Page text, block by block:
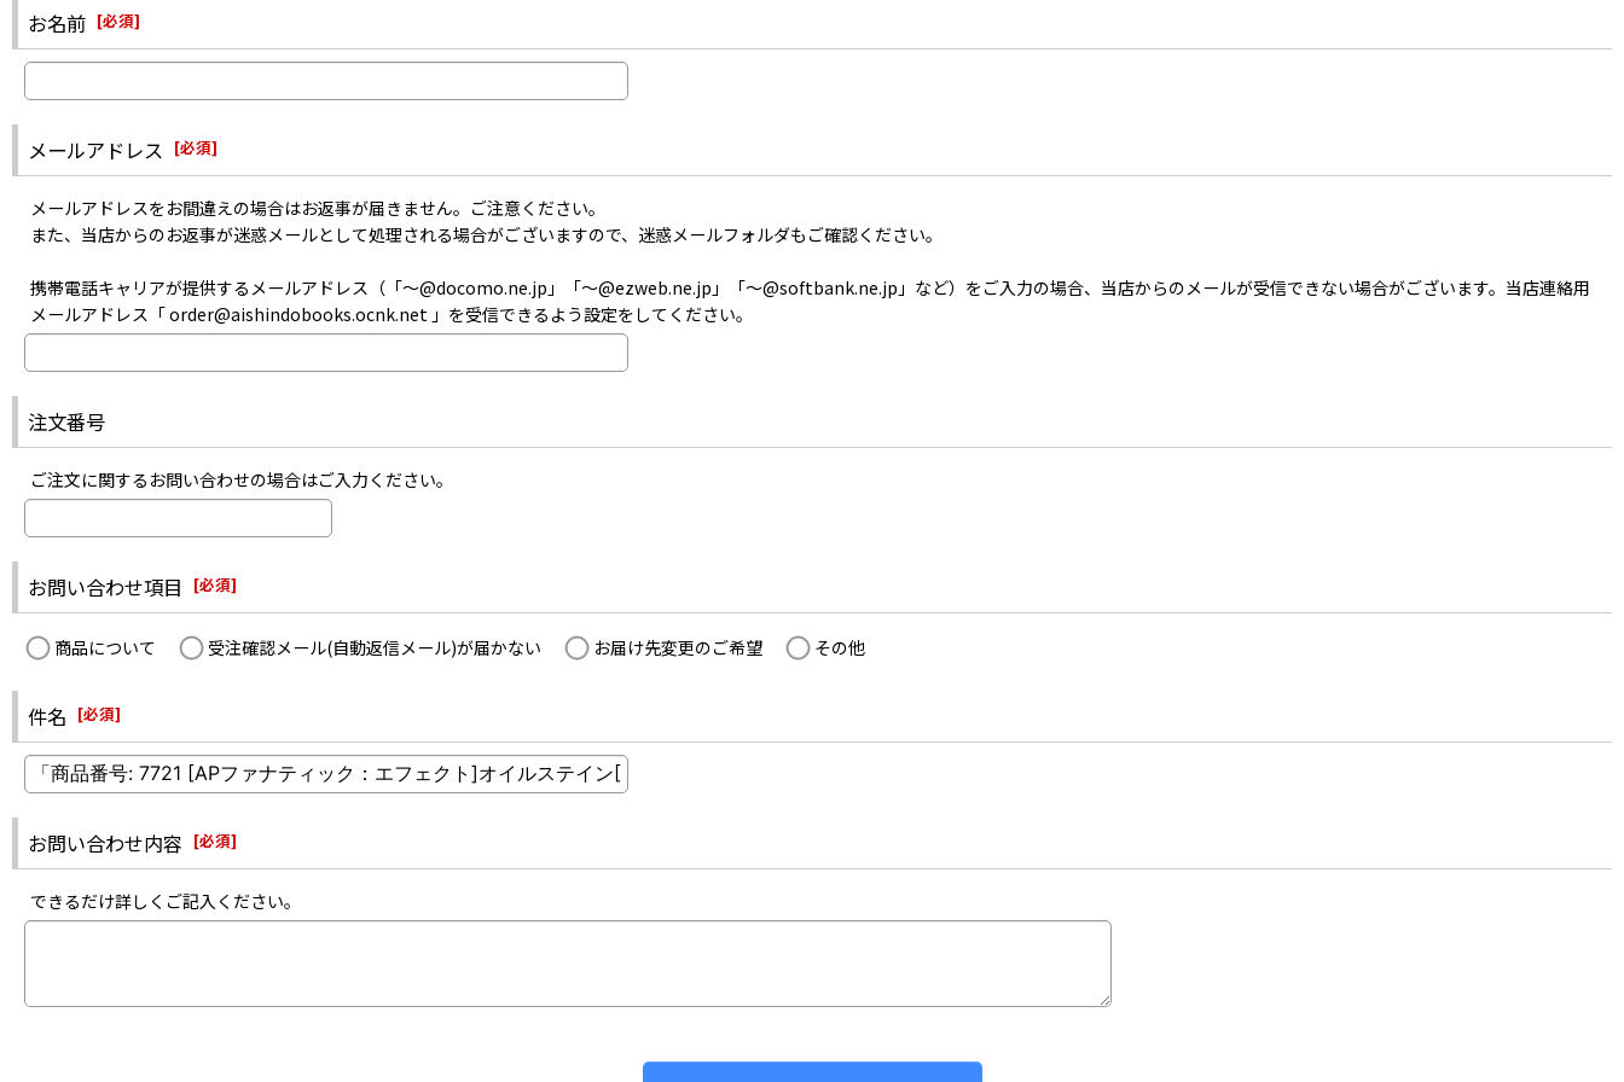
また、メーカーにて生産が終了した商品のお取り寄せは出来ません。
あらかじめご了承ください。
・迷惑メールフォルダに入っていないか
・指定以外受信拒否やパソコンメール拒否などの設定をしていないか
・記入した自分のメールアドレスは間違っていなかったか
などをご確認のうえお問い合わせください。
お名前 [必須]
メールアドレス [必須]
メールアドレスをお間違えの場合はお返事が届きません。ご注意ください。
また、当店からのお返事が迷惑メールとして処理される場合がございますので、迷惑メールフォルダもご確認ください。
携帯電話キャリアが提供するメールアドレス（「〜@docomo.ne.jp」「〜@ezweb.ne.jp」「〜@softbank.ne.jp」など）をご入力の場合、当店からのメールが受信できない場合がございます。当店連絡用
メールアドレス「 order@aishindobooks.ocnk.net 」を受信できるよう設定をしてください。
注文番号
ご注文に関するお問い合わせの場合はご入力ください。
お問い合わせ項目 [必須]
商品について 受注確認メール(自動返信メール)が届かない お届け先変更のご希望 その他
件名 [必須]
お問い合わせ内容 [必須]
できるだけ詳しくご記入ください。